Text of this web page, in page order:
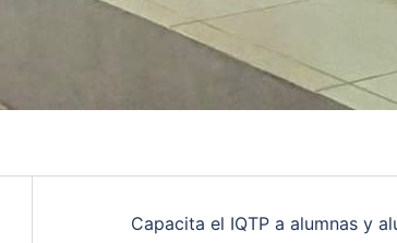
Capacita el IQTP a alumnas y